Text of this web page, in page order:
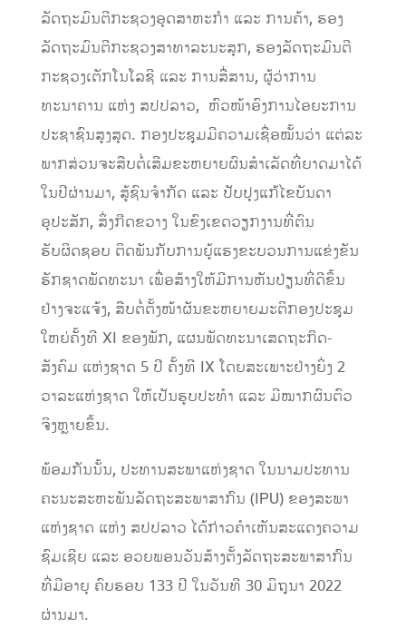
ລັດຖະມົນຕີກະຊວງອຸດສາຫະກໍາ ແລະ ການຄ້າ, ຮອງ
ລັດຖະມົນຕີກະຊວງສາທາລະນະສຸກ, ຮອງລັດຖະມົນຕີ
ກະຊວງເຕັກໂນໂລຊີ ແລະ ການສື່ສານ, ຜູ້ວ່າການ
ທະນາຄານ ແຫ່ງ ສປປລາວ, ຫົວໜ້າອົງການໄອຍະການ
ປະຊາຊົນສູງສຸດ. ກອງປະຊຸມມີຄວາມເຊື່ອໝັ້ນວ່າ ແຕ່ລະ
ພາກສ່ວນຈະສືບຕໍ່ເສີມຂະຫຍາຍຜົນສໍາເລັດທີ່ຍາດມາໄດ້
ໃນປີຜ່ານມາ, ສູ້ຊົນຈໍາກັດ ແລະ ປັບປຸງແກ້ໄຂບັນດາ
ອຸປະສັກ, ສິ່ງກີດຂວາງ ໃນຂົງເຂດວຽກງານທີ່ຕົນ
ຮັບຜິດຊອບ ຕິດພັນກັບການຍູ້ແຮງຂະບວນການແຂ່ງຂັນ
ຮັກຊາດພັດທະນາ ເພື່ອສ້າງໃຫ້ມີການຫັນປ່ຽນທີ່ດີຂຶ້ນ
ຢ່າງຈະແຈ້ງ, ສືບຕໍ່ຕັ້ງໜ້າຜັນຂະຫຍາຍມະຕິກອງປະຊຸມ
ໃຫຍ່ຄັ້ງທີ XI ຂອງພັກ, ແຜນພັດທະນາເສດຖະກິດ-
ສັງຄົມ ແຫ່ງຊາດ 5 ປີ ຄັ້ງທີ IX ໂດຍສະເພາະຢ່າງຍິ່ງ 2
ວາລະແຫ່ງຊາດ ໃຫ້ເປັນຮູບປະທໍາ ແລະ ມີໝາກຜົນຕົວ
ຈິງຫຼາຍຂຶ້ນ.
ພ້ອມກັນນັ້ນ, ປະທານສະພາແຫ່ງຊາດ ໃນນາມປະທານ
ຄະນະສະຫະພັນລັດຖະສະພາສາກົນ (IPU) ຂອງສະພາ
ແຫ່ງຊາດ ແຫ່ງ ສປປລາວ ໄດ້ກ່າວຄໍາເຫັນສະແດງຄວາມ
ຊົມເຊີຍ ແລະ ອວຍພອນວັນສ້າງຕັ້ງລັດຖະສະພາສາກົນ
ທີ່ມີອາຍຸ ຄົບຮອບ 133 ປີ ໃນວັນທີ 30 ມິຖຸນາ 2022
ຜ່ານມາ.